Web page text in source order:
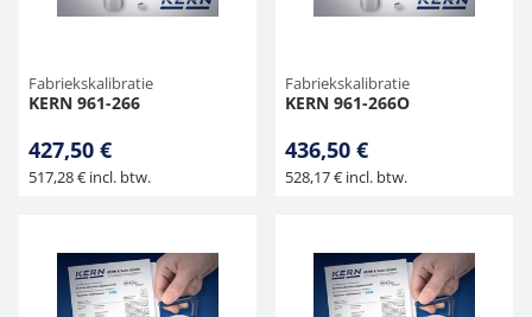
Fabriekskalibratie
KERN 961-266
427,50 €
517,28 € incl. btw.
Fabriekskalibratie
KERN 961-266O
436,50 €
528,17 € incl. btw.